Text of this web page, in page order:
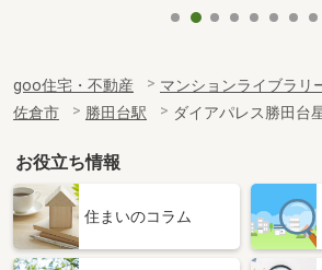
goo住宅・不動産 マンションライブラリ
佐倉市
勝田台駅 ダイアパレス勝田台
お役立ち情報
住まいのコラム